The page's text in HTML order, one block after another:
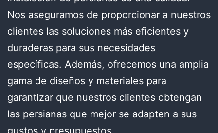
Nos aseguramos de proporcionar a nuestros
clientes las soluciones más eficientes y
duraderas para sus necesidades
específicas. Además, ofrecemos una amplia
gama de diseños y materiales para
garantizar que nuestros clientes obtengan
las persianas que mejor se adapten a sus